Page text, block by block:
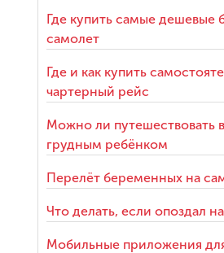
Где купить самые дешевые
самолет
Где и как купить
чартерный рейс
Можно ли путешествовать
грудным ребёнком
Перелёт беременных на
Что делать, если опоздал
Мобильные приложения